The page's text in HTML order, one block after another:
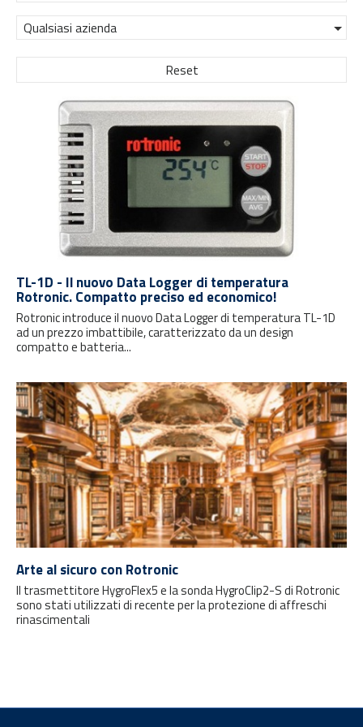
Qualsiasi azienda
Reset
TL-1D - Il nuovo Data Logger di temperatura
Rotronic. Compatto preciso ed economico!
Rotronic introduce il nuovo Data Logger di temperatura TL-1D
ad un prezzo imbattibile, caratterizzato da un design
compatto e batteria...
Arte al sicuro con Rotronic
Il trasmettitore HygroFlex5 e la sonda HygroClip2-S di Rotronic
sono stati utilizzati di recente per la protezione di affreschi
rinascimentali